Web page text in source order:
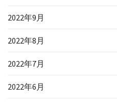
2022年9月
2022年8月
2022年7月
2022年6月